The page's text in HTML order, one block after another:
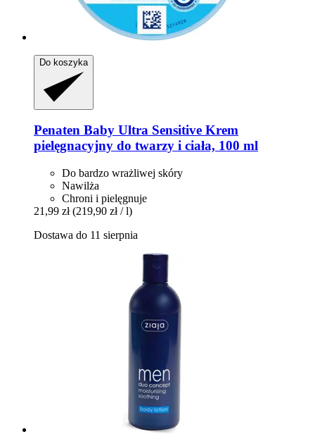
Do koszyka
Penaten Baby Ultra Sensitive Krem
pielęgnacyjny do twarzy i ciała, 100 ml
Do bardzo wrażliwej skóry
Nawilża
Chroni i pielęgnuje
21,99 zł (219,90 zł / l)
Dostawa do 11 sierpnia